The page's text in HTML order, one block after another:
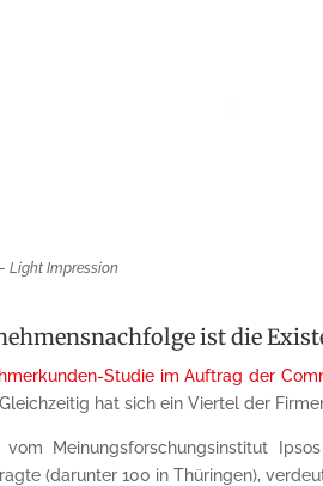
Light Impression
ist die
Studie im Auftrag der
hat sich ein Viertel der
vom Meinungsforschungsinstitut
(darunter 100 in Thüringen),